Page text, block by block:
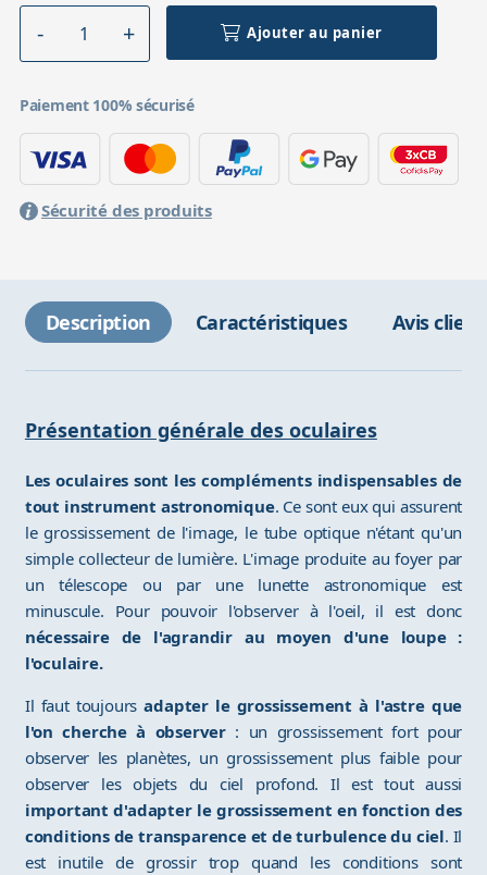
Ajouter au panier
Paiement 100% sécurisé
Sécurité des produits
Description Caractéristiques Avis
Présentation générale des oculaires
Les oculaires sont les compléments indispensables de
tout instrument astronomique. Ce sont eux qui assurent
le grossissement de l'image, le tube optique n'étant qu'un
simple collecteur de lumière. L'image produite au foyer par
un télescope ou par une lunette astronomique est
minuscule. Pour pouvoir l'observer à l'oeil, il est donc
nécessaire de l'agrandir au moyen d'une loupe :
l'oculaire.
Il faut toujoursadapter le grossissement à l'astre que
l'on cherche à observer : un grossissement fort pour
observer les planètes, un grossissement plus faible pour
observer les objets du ciel profond. Il est tout aussi
important d'adapter le grossissement en fonction des
conditions de transparence et de turbulence du ciel. Il
est inutile de grossir trop quand les conditions sont